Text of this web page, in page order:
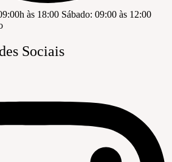
às 18:00 Sábado: 09:00 às 12:00
Sociais